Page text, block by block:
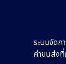
ระบบจัดก
ค่าขนส่ง